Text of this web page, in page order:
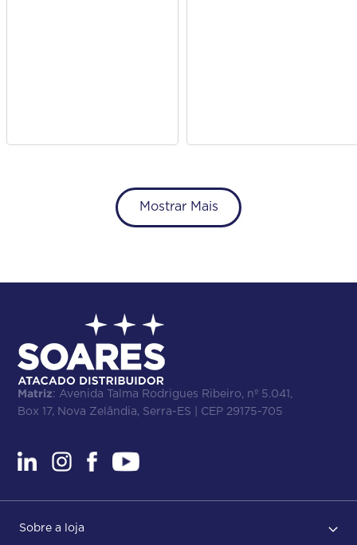
Mostrar Mais
Matriz: Avenida Talma Rodrigues Ribeiro, nº 5.041,
Box 17, Nova Zelândia, Serra-ES | CEP 29175-705
Sobre a loja